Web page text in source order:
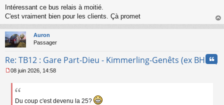
o
l
Intéressant ce bus relais à moitié.
C'est vraiment bien pour les clients. Çà promet
au
Auron
Passager
Re: TB12 : Gare Part-Dieu - Kimmerling-Genêts (ex BHNS)
e
08 juin 2026, 14:58
Du coup c'est devenu la 25?